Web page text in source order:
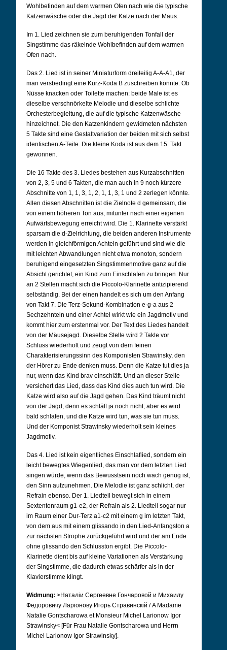
Wohlbefinden auf dem warmen Ofen nach wie die typische
Katzenwäsche oder die Jagd der Katze nach der Maus.
Im 1. Lied zeichnen sie zum beruhigenden Tonfall der
Singstimme das räkelnde Wohlbefinden auf dem warmen
Ofen nach.
Das 2. Lied ist in seiner Miniaturform dreiteilig A-A-A1, der
man versbedingt eine Kurz-Koda B zuschreiben könnte. Ob
Nüsse knacken oder Toilette machen: beide Male ist es
dieselbe verschnörkelte Melodie und dieselbe schlichte
Orchesterbegleitung, die auf die typische Katzenwäsche
hinzeichnet. Die den Katzenkindern gewidmeten nächsten
5 Takte sind eine Gestaltvariation der beiden mit sich selbst
identischen A-Teile. Die kleine Koda ist aus dem 15. Takt
gewonnen.
Die 16 Takte des 3. Liedes bestehen aus Kurzabschnitten
von 2, 3, 5 und 6 Takten, die man auch in 9 noch kürzere
Abschnitte von 1, 1, 3, 1, 2, 1, 1, 3, 1 und 2 zerlegen könnte.
Allen diesen Abschnitten ist die Zielnote d gemeinsam, die
von einem höheren Ton aus, mitunter nach einer eigenen
Aufwärtsbewegung erreicht wird. Die 1. Klarinette verstärkt
sparsam die d-Zielrichtung, die beiden anderen Instrumente
werden in gleichförmigen Achteln geführt und sind wie die
mit leichten Abwandlungen nicht etwa monoton, sondern
beruhigend eingesetzten Singstimmenmotive ganz auf die
Absicht gerichtet, ein Kind zum Einschlafen zu bringen. Nur
an 2 Stellen macht sich die Piccolo-Klarinette antizipierend
selbständig. Bei der einen handelt es sich um den Anfang
von Takt 7. Die Terz-Sekund-Kombination e-g-a aus 2
Sechzehnteln und einer Achtel wirkt wie ein Jagdmotiv und
kommt hier zum erstenmal vor. Der Text des Liedes handelt
von der Mäusejagd. Dieselbe Stelle wird 2 Takte vor
Schluss wiederholt und zeugt von dem feinen
Charakterisierungssinn des Komponisten Strawinsky, den
der Hörer zu Ende denken muss. Denn die Katze tut dies ja
nur, wenn das Kind brav einschläft. Und an dieser Stelle
versichert das Lied, dass das Kind dies auch tun wird. Die
Katze wird also auf die Jagd gehen. Das Kind träumt nicht
von der Jagd, denn es schläft ja noch nicht; aber es wird
bald schlafen, und die Katze wird tun, was sie tun muss.
Und der Komponist Strawinsky wiederholt sein kleines
Jagdmotiv.
Das 4. Lied ist kein eigentliches Einschlaflied, sondern ein
leicht bewegtes Wiegenlied, das man vor dem letzten Lied
singen würde, wenn das Bewusstsein noch wach genug ist,
den Sinn aufzunehmen. Die Melodie ist ganz schlicht, der
Refrain ebenso. Der 1. Liedteil bewegt sich in einem
Sextentonraum g1-e2, der Refrain als 2. Liedteil sogar nur
im Raum einer Dur-Terz a1-c2 mit einem g im letzten Takt,
von dem aus mit einem glissando in den Lied-Anfangston a
zur nächsten Strophe zurückgeführt wird und der am Ende
ohne glissando den Schlusston ergibt. Die Piccolo-
Klarinette dient bis auf kleine Variationen als Verstärkung
der Singstimme, die dadurch etwas schärfer als in der
Klavierstimme klingt.
Widmung: >Наталiи Сергеевне Гончаровой и Михаилу
Федоровичу Ларiонову Игорь Стравинскiй / A Madame
Natalie Gontscharowa et Monsieur Michel Larionow Igor
Strawinsky< [Für Frau Natalie Gontscharowa und Herrn
Michel Larionow Igor Strawinsky].